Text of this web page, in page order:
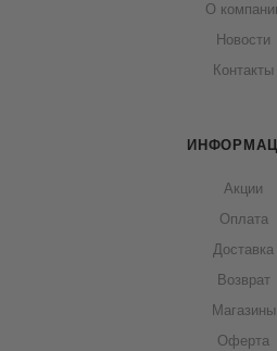
О
Новости
Контакты
Акции
Оплата
Доставка
Возврат
Магазины
Оферта